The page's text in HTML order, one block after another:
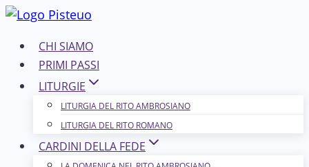
Salta
contenutoCHI SIAMO
PRIMI PASSI
LITURGIE
LITURGIA DEL RITO AMBROSIANO
LITURGIA DEL RITO ROMANO
CARDINI DELLA FEDE